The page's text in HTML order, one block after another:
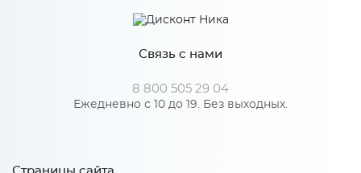
712
16
Столица мебели
Связь с нами
8 800 505 29 04
Ежедневно с 10 до 19. Без выходных.